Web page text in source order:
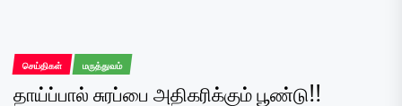
செய்திகள் மருத்துவம்
தாய்ப்பால் சுரப்பை அதிகரிக்கும் பூண்டு!!